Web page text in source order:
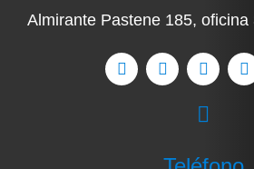
Almirante Pastene 185, oficina